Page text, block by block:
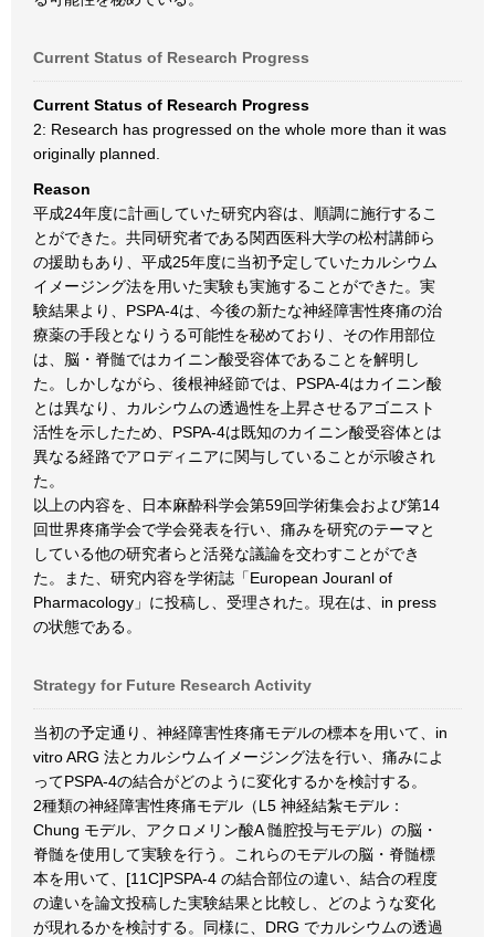
Current Status of Research Progress
Current Status of Research Progress
2: Research has progressed on the whole more than it was
originally planned.
Reason
平成24年度に計画していた研究内容は、順調に施行するこ
とができた。共同研究者である関西医科大学の松村講師ら
の援助もあり、平成25年度に当初予定していたカルシウム
イメージング法を用いた実験も実施することができた。実
験結果より、PSPA-4は、今後の新たな神経障害性疼痛の治
療薬の手段となりうる可能性を秘めており、その作用部位
は、脳・脊髄ではカイニン酸受容体であることを解明し
た。しかしながら、後根神経節では、PSPA-4はカイニン酸
とは異なり、カルシウムの透過性を上昇させるアゴニスト
活性を示したため、PSPA-4は既知のカイニン酸受容体とは
異なる経路でアロディニアに関与していることが示唆され
た。
以上の内容を、日本麻酔科学会第59回学術集会および第14
回世界疼痛学会で学会発表を行い、痛みを研究のテーマと
している他の研究者らと活発な議論を交わすことができ
た。また、研究内容を学術誌「European Jouranl of
Pharmacology」に投稿し、受理された。現在は、in press
の状態である。
Strategy for Future Research Activity
当初の予定通り、神経障害性疼痛モデルの標本を用いて、in
vitro ARG 法とカルシウムイメージング法を行い、痛みによ
ってPSPA-4の結合がどのように変化するかを検討する。
2種類の神経障害性疼痛モデル（L5 神経結紮モデル：
Chung モデル、アクロメリン酸A 髄腔投与モデル）の脳・
脊髄を使用して実験を行う。これらのモデルの脳・脊髄標
本を用いて、[11C]PSPA-4 の結合部位の違い、結合の程度
の違いを論文投稿した実験結果と比較し、どのような変化
が現れるかを検討する。同様に、DRG でカルシウムの透過